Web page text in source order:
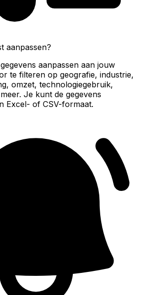
aanpassen?
aanpassen aan jouw
te filteren op geografie, industrie,
omzet, technologiegebruik,
Je kunt de gegevens
Excel- of CSV-formaat.